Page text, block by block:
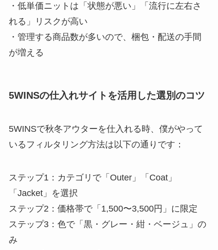
・低単価ニットは「状態が悪い」「流行に左右さ
れる」リスクが高い
・管理する商品数が多いので、梱包・配送の手間
が増える
5WINSの仕入れサイトを活用した選別のコツ
5WINSで秋冬アウターを仕入れる時、僕がやって
いるフィルタリング方法は以下の通りです：
ステップ1：カテゴリで「Outer」「Coat」
「Jacket」を選択
ステップ2：価格帯で「1,500〜3,500円」に限定
ステップ3：色で「黒・グレー・紺・ベージュ」の
み